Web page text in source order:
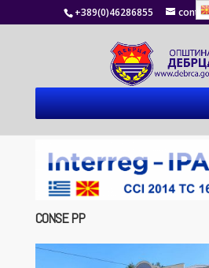
+389(0)46286855
CONSE PP